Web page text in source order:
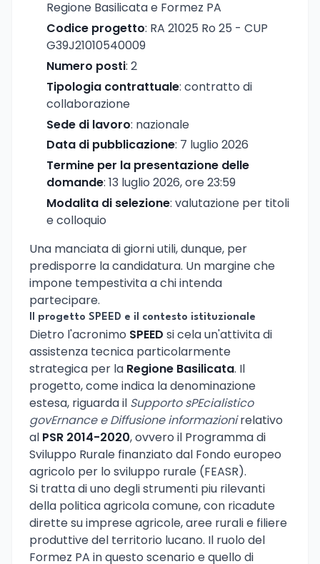
Regione Basilicata e Formez PA
Codice progetto: RA 21025 Ro 25 - CUP
G39J21010540009
Numero posti: 2
Tipologia contrattuale: contratto di
collaborazione
Sede di lavoro: nazionale
Data di pubblicazione: 7 luglio 2026
Termine per la presentazione delle
domande: 13 luglio 2026, ore 23:59
Modalita di selezione: valutazione per titoli
e colloquio
Una manciata di giorni utili, dunque, per
predisporre la candidatura. Un margine che
impone tempestivita a chi intenda
partecipare.
Il progetto SPEED e il contesto istituzionale
Dietro l'acronimo SPEED si cela un'attivita di
assistenza tecnica particolarmente
strategica per la Regione Basilicata. Il
progetto, come indica la denominazione
estesa, riguarda il Supporto sPEcialistico
govErnance e Diffusione informazionirelativo
al PSR 2014-2020, ovvero il Programma di
Sviluppo Rurale finanziato dal Fondo europeo
agricolo per lo sviluppo rurale (FEASR).
Si tratta di uno degli strumenti piu rilevanti
della politica agricola comune, con ricadute
dirette su imprese agricole, aree rurali e filiere
produttive del territorio lucano. Il ruolo del
Formez PA in questo scenario e quello di